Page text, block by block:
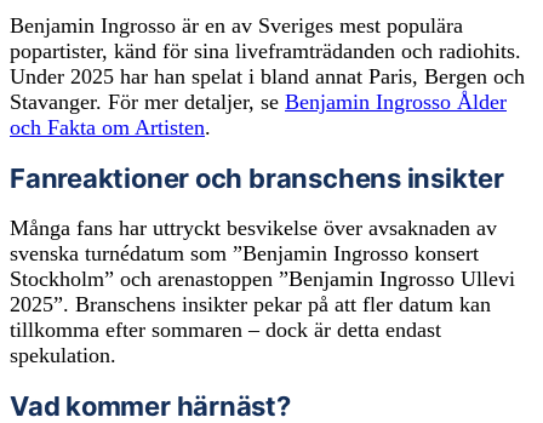
Benjamin Ingrosso är en av Sveriges mest populära
popartister, känd för sina liveframträdanden och radiohits.
Under 2025 har han spelat i bland annat Paris, Bergen och
Stavanger. För mer detaljer, se Benjamin Ingrosso Ålder
och Fakta om Artisten.
Fanreaktioner och branschens insikter
Många fans har uttryckt besvikelse över avsaknaden av
svenska turnédatum som ”Benjamin Ingrosso konsert
Stockholm” och arenastoppen ”Benjamin Ingrosso Ullevi
2025”. Branschens insikter pekar på att fler datum kan
tillkomma efter sommaren – dock är detta endast
spekulation.
Vad kommer härnäst?